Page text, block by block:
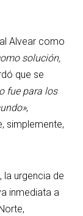
Alvear como
solución,
que se
fue para los
,
simplemente,
la urgencia de
inmediata a